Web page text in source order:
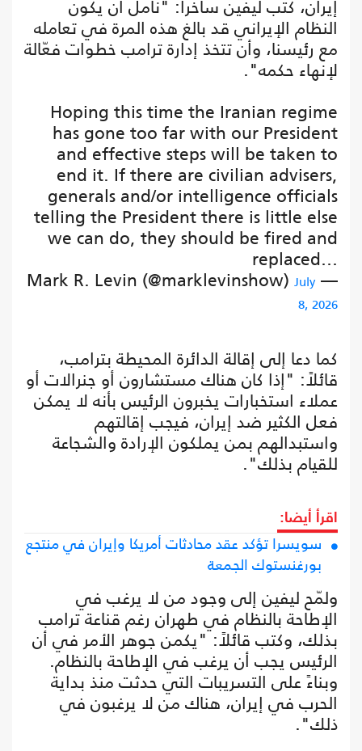
إيران، كتب ليفين ساخراً: "نأمل أن يكون
النظام الإيراني قد بالغ هذه المرة في تعامله
مع رئيسنا، وأن تتخذ إدارة ترامب خطوات فعّالة
لإنهاء حكمه".
Hoping this time the Iranian regime
has gone too far with our President
and effective steps will be taken to
end it. If there are civilian advisers,
generals and/or intelligence officials
telling the President there is little else
we can do, they should be fired and
replaced…
— Mark R. Levin (@marklevinshow)
July
8, 2026
كما دعا إلى إقالة الدائرة المحيطة بترامب،
قائلاً: "إذا كان هناك مستشارون أو جنرالات أو
عملاء استخبارات يخبرون الرئيس بأنه لا يمكن
فعل الكثير ضد إيران، فيجب إقالتهم
واستبدالهم بمن يملكون الإرادة والشجاعة
للقيام بذلك".
اقرأ أيضا:
سويسرا تؤكد عقد محادثات أمريكا وإيران في منتجع
بورغنستوك الجمعة
ولمّح ليفين إلى وجود من لا يرغب في
الإطاحة بالنظام في طهران رغم قناعة ترامب
بذلك، وكتب قائلاً: "يكمن جوهر الأمر في أن
الرئيس يجب أن يرغب في الإطاحة بالنظام.
وبناءً على التسريبات التي حدثت منذ بداية
الحرب في إيران، هناك من لا يرغبون في
ذلك".